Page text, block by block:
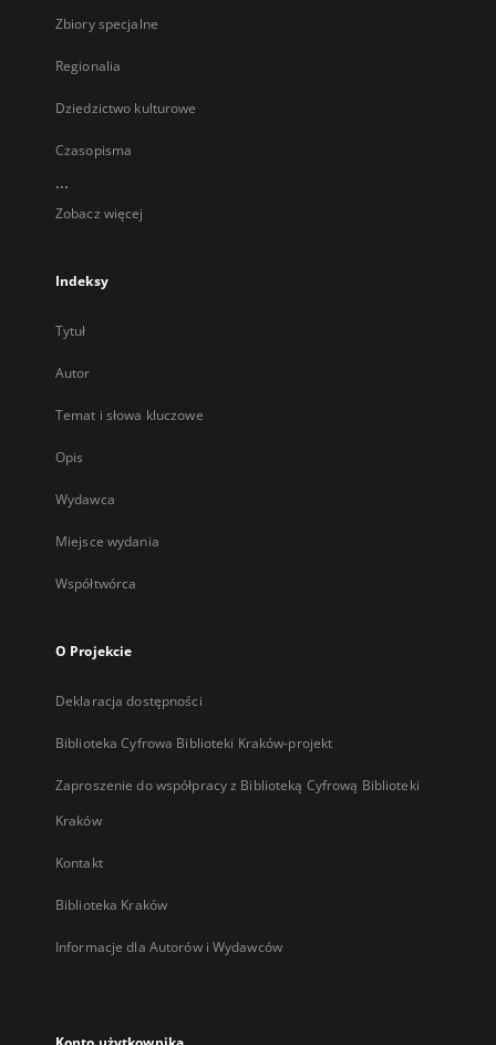
Zbiory specjalne
Regionalia
Dziedzictwo kulturowe
Czasopisma
...
Zobacz więcej
Indeksy
Tytuł
Autor
Temat i słowa kluczowe
Opis
Wydawca
Miejsce wydania
Współtwórca
O Projekcie
Deklaracja dostępności
Biblioteka Cyfrowa Biblioteki Kraków-projekt
Zaproszenie do współpracy z Biblioteką Cyfrową Biblioteki
Kraków
Kontakt
Biblioteka Kraków
Informacje dla Autorów i Wydawców